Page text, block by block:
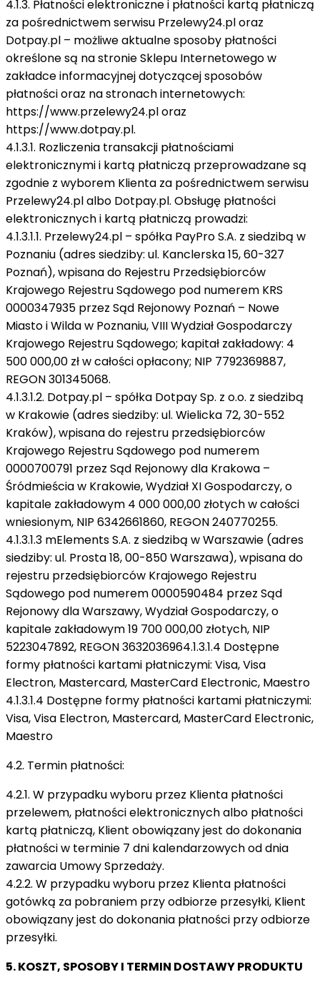
4.1.3. Płatności elektroniczne i płatności kartą płatniczą
za pośrednictwem serwisu Przelewy24.pl oraz
Dotpay.pl – możliwe aktualne sposoby płatności
określone są na stronie Sklepu Internetowego w
zakładce informacyjnej dotyczącej sposobów
płatności oraz na stronach internetowych:
https://www.przelewy24.pl oraz
https://www.dotpay.pl.
4.1.3.1. Rozliczenia transakcji płatnościami
elektronicznymi i kartą płatniczą przeprowadzane są
zgodnie z wyborem Klienta za pośrednictwem serwisu
Przelewy24.pl albo Dotpay.pl. Obsługę płatności
elektronicznych i kartą płatniczą prowadzi:
4.1.3.1.1. Przelewy24.pl – spółka PayPro S.A. z siedzibą w
Poznaniu (adres siedziby: ul. Kanclerska 15, 60-327
Poznań), wpisana do Rejestru Przedsiębiorców
Krajowego Rejestru Sądowego pod numerem KRS
0000347935 przez Sąd Rejonowy Poznań – Nowe
Miasto i Wilda w Poznaniu, VIII Wydział Gospodarczy
Krajowego Rejestru Sądowego; kapitał zakładowy: 4
500 000,00 zł w całości opłacony; NIP 7792369887,
REGON 301345068.
4.1.3.1.2. Dotpay.pl – spółka Dotpay Sp. z o.o. z siedzibą
w Krakowie (adres siedziby: ul. Wielicka 72, 30-552
Kraków), wpisana do rejestru przedsiębiorców
Krajowego Rejestru Sądowego pod numerem
0000700791 przez Sąd Rejonowy dla Krakowa –
Śródmieścia w Krakowie, Wydział XI Gospodarczy, o
kapitale zakładowym 4 000 000,00 złotych w całości
wniesionym, NIP 6342661860, REGON 240770255.
4.1.3.1.3 mElements S.A. z siedzibą w Warszawie (adres
siedziby: ul. Prosta 18, 00-850 Warszawa), wpisana do
rejestru przedsiębiorców Krajowego Rejestru
Sądowego pod numerem 0000590484 przez Sąd
Rejonowy dla Warszawy, Wydział Gospodarczy, o
kapitale zakładowym 19 700 000,00 złotych, NIP
5223047892, REGON 3632036964.1.3.1.4 Dostępne
formy płatności kartami płatniczymi: Visa, Visa
Electron, Mastercard, MasterCard Electronic, Maestro
4.1.3.1.4 Dostępne formy płatności kartami płatniczymi:
Visa, Visa Electron, Mastercard, MasterCard Electronic,
Maestro
4.2. Termin płatności:
4.2.1. W przypadku wyboru przez Klienta płatności
przelewem, płatności elektronicznych albo płatności
kartą płatniczą, Klient obowiązany jest do dokonania
płatności w terminie 7 dni kalendarzowych od dnia
zawarcia Umowy Sprzedaży.
4.2.2. W przypadku wyboru przez Klienta płatności
gotówką za pobraniem przy odbiorze przesyłki, Klient
obowiązany jest do dokonania płatności przy odbiorze
przesyłki.
5. KOSZT, SPOSOBY I TERMIN DOSTAWY PRODUKTU